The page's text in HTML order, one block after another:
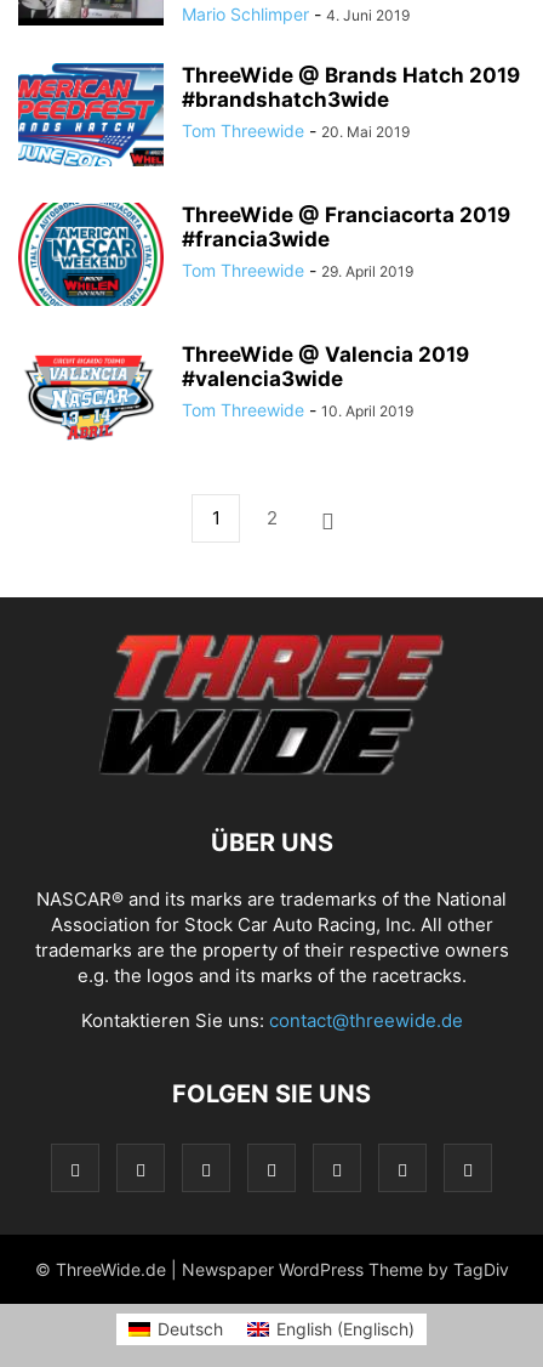
Mario Schlimper - 4. Juni 2019
ThreeWide @ Brands Hatch 2019
#brandshatch3wide
Tom Threewide - 20. Mai 2019
ThreeWide @ Franciacorta 2019
#francia3wide
Tom Threewide - 29. April 2019
ThreeWide @ Valencia 2019
#valencia3wide
Tom Threewide - 10. April 2019
1 2
ÜBER UNS
NASCAR® and its marks are trademarks of the National
Association for Stock Car Auto Racing, Inc. All other
trademarks are the property of their respective owners
e.g. the logos and its marks of the racetracks.
Kontaktieren Sie uns: contact@threewide.de
FOLGEN SIE UNS
© ThreeWide.de | Newspaper WordPress Theme by TagDiv
Deutsch English(Englisch)